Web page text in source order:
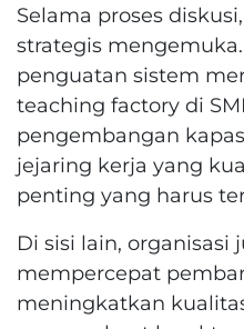
Selama proses
strategis
penguatan sistem
teaching factory di
pengembangan
jejaring kerja yang
penting yang harus
Di sisi lain, organisasi
mempercepat
meningkatkan